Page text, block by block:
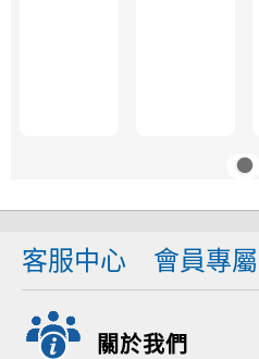
客服中心 會員專
關於我們